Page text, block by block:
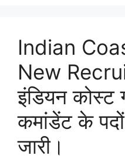
Indian
New
इंडियन कोस्ट
कमांडेंट के पदों
जारी।